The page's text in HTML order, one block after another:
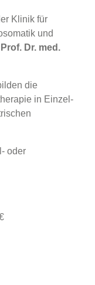
Klinik für
und
Prof. Dr. med.
die
in Einzel-
oder